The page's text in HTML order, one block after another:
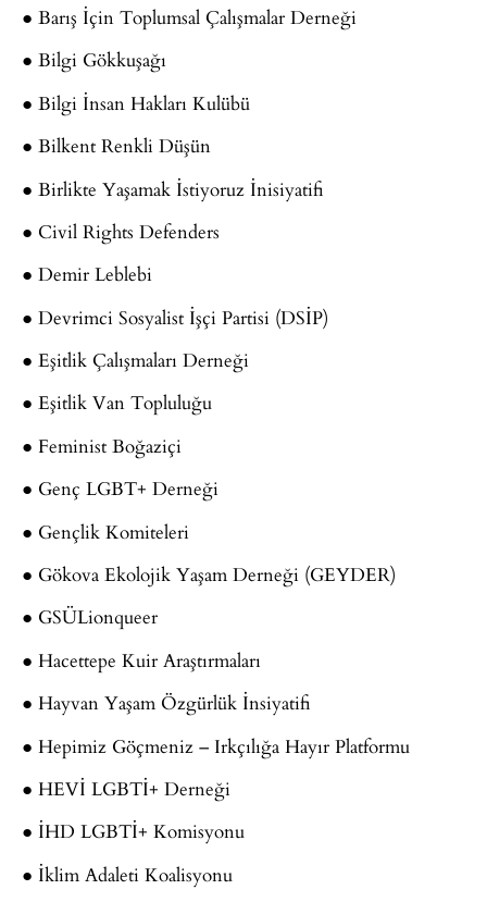
● Barış İçin Toplumsal Çalışmalar Derneği
● Bilgi Gökkuşağı
● Bilgi İnsan Hakları Kulübü
● Bilkent Renkli Düşün
● Birlikte Yaşamak İstiyoruz İnisiyatifi
● Civil Rights Defenders
● Demir Leblebi
● Devrimci Sosyalist İşçi Partisi (DSİP)
● Eşitlik Çalışmaları Derneği
● Eşitlik Van Topluluğu
● Feminist Boğaziçi
● Genç LGBT+ Derneği
● Gençlik Komiteleri
● Gökova Ekolojik Yaşam Derneği (GEYDER)
● GSÜLionqueer
● Hacettepe Kuir Araştırmaları
● Hayvan Yaşam Özgürlük İnsiyatifi
● Hepimiz Göçmeniz – Irkçılığa Hayır Platformu
● HEVİ LGBTİ+ Derneği
● İHD LGBTİ+ Komisyonu
● İklim Adaleti Koalisyonu